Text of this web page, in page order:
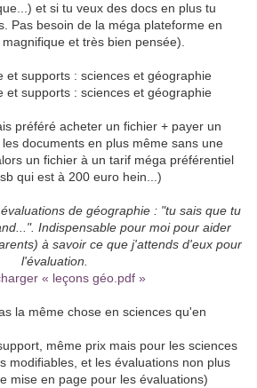
et si tu veux des docs en plus tu
Pas besoin de la méga plateforme en
et très bien pensée).
préféré acheter un fichier + payer un
documents en plus même sans une
un fichier à un tarif méga préférentiel
qui est à 200 euro hein...)
de géographie : "tu sais que tu
Indispensable pour moi pour aider
à savoir ce que j'attends d'eux pour
l'évaluation.
« leçons géo.pdf »
la même chose en sciences qu'en
même prix mais pour les sciences
modifiables, et les évaluations non plus
mise en page pour les évaluations)